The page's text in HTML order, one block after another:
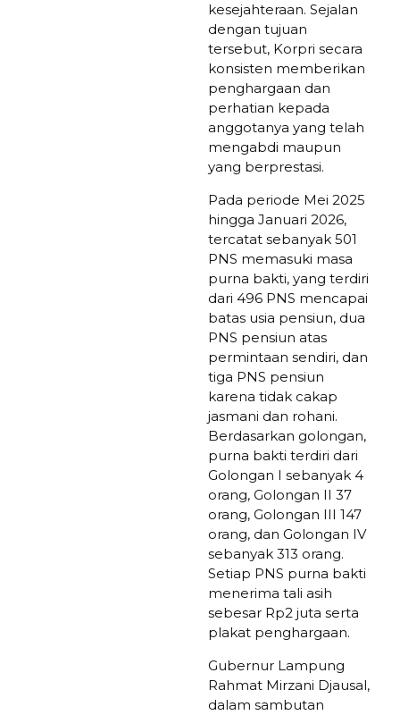
kesejahteraan. Sejalan
dengan tujuan
tersebut, Korpri secara
konsisten memberikan
penghargaan dan
perhatian kepada
anggotanya yang telah
mengabdi maupun
yang berprestasi.
Pada periode Mei 2025
hingga Januari 2026,
tercatat sebanyak 501
PNS memasuki masa
purna bakti, yang terdiri
dari 496 PNS mencapai
batas usia pensiun, dua
PNS pensiun atas
permintaan sendiri, dan
tiga PNS pensiun
karena tidak cakap
jasmani dan rohani.
Berdasarkan golongan,
purna bakti terdiri dari
Golongan I sebanyak 4
orang, Golongan II 37
orang, Golongan III 147
orang, dan Golongan IV
sebanyak 313 orang.
Setiap PNS purna bakti
menerima tali asih
sebesar Rp2 juta serta
plakat penghargaan.
Gubernur Lampung
Rahmat Mirzani Djausal,
dalam sambutan